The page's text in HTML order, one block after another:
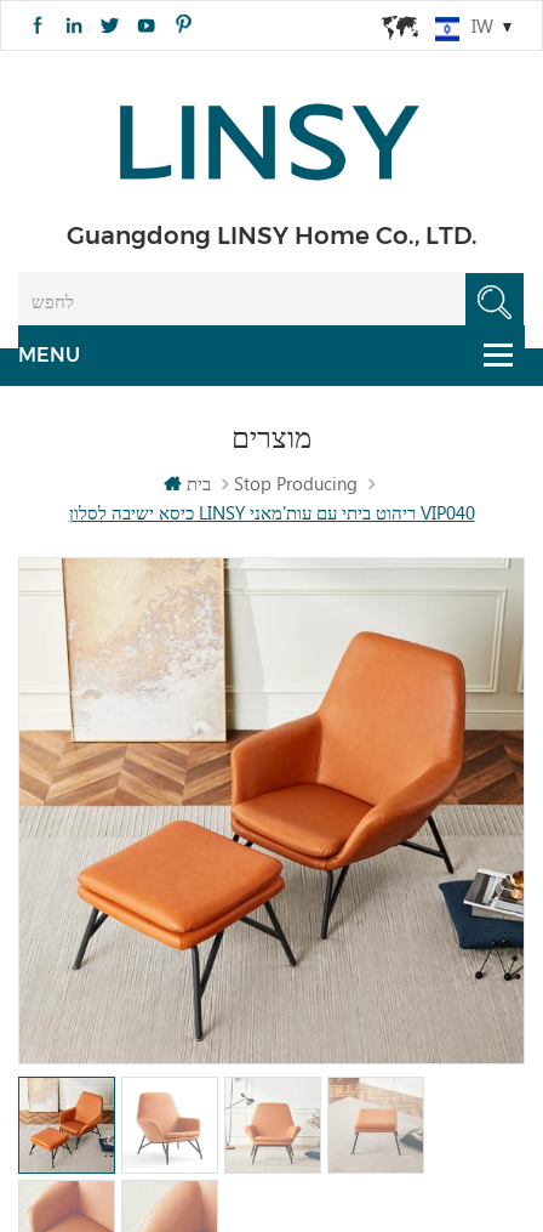
IW
Guangdong LINSY Home Co., LTD.
מוצרים
בית
Stop Producing
כיסא ישיבה לסלון LINSY ריהוט ביתי עם עות'מאני VIP040